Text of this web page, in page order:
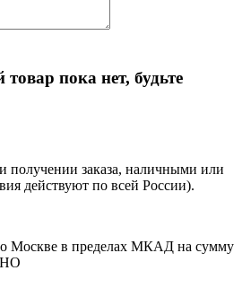
пока нет, будьте
получении заказа, наличными или
действуют по всей России).
Москве в пределах МКАД на сумму